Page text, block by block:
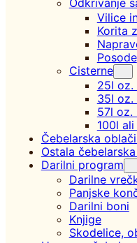
Odkrivanje
Vilice
Korita
Posode
Cisterne
25l oz.
35l oz.
57l oz.
100l
Čebelarska
Ostala
Darilni program
Darilne
Panjske
Darilni boni
Knjige
Skodelice,